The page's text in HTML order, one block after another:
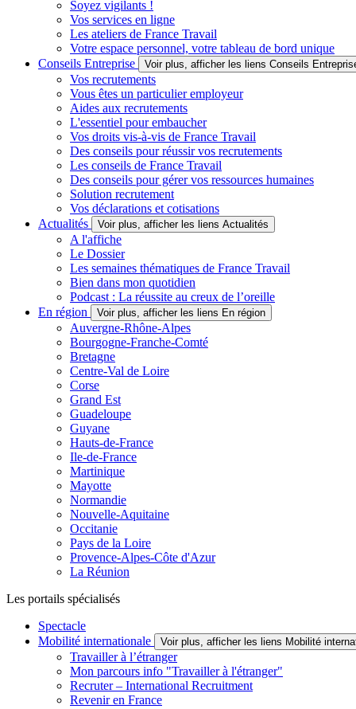
Soyez vigilants !
Vos services en ligne
Les ateliers de France Travail
Votre espace personnel, votre tableau de bord unique
Conseils Entreprise
Voir plus, afficher les liens Conseils
Vos recrutements
Vous êtes un particulier employeur
Aides aux recrutements
L'essentiel pour embaucher
Vos droits vis-à-vis de France Travail
Des conseils pour réussir vos recrutements
Les conseils de France Travail
Des conseils pour gérer vos ressources humaines
Solution recrutement
Vos déclarations et cotisations
Actualités
Voir plus, afficher les liens Actualités
A l'affiche
Le Dossier
Les semaines thématiques de France Travail
Bien dans mon quotidien
Podcast : La réussite au creux de l’oreille
En région
Voir plus, afficher les liens En région
Auvergne-Rhône-Alpes
Bourgogne-Franche-Comté
Bretagne
Centre-Val de Loire
Corse
Grand Est
Guadeloupe
Guyane
Hauts-de-France
Ile-de-France
Martinique
Mayotte
Normandie
Nouvelle-Aquitaine
Occitanie
Pays de la Loire
Provence-Alpes-Côte d'Azur
La Réunion
Les portails spécialisés
Spectacle
Mobilité internationale
Voir plus, afficher les liens Mobilité
Travailler à l’étranger
Mon parcours info "Travailler à l'étranger"
Recruter – International Recruitment
Revenir en France